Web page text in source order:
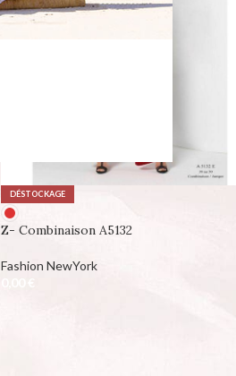
DÉSTOCKAGE
Z- Combinaison A5132
Fashion NewYork